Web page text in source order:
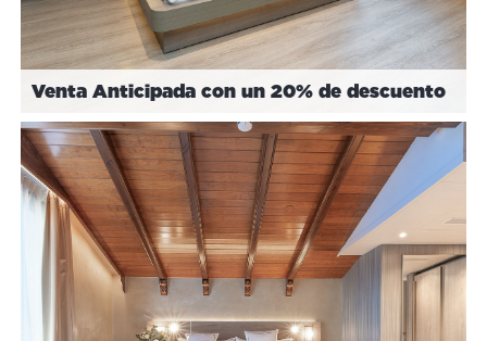
Venta Anticipada con un 20% de descuento